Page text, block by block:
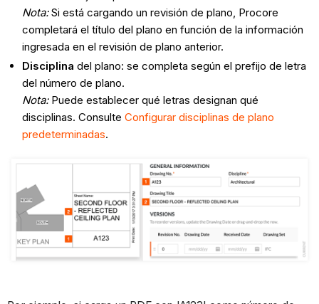
Nota:Si está cargando un revisión de plano, Procore
completará el título del plano en función de la información
ingresada en el revisión de plano anterior.
Disciplina del plano: se completa según el prefijo de letra
del número de plano.
Nota:Puede establecer qué letras designan qué
disciplinas. ConsulteConfigurar disciplinas de plano
predeterminadas.